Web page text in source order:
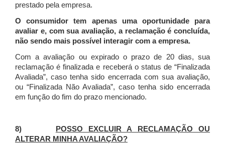
prestado pela empresa.
O consumidor tem apenas uma oportunidade para
avaliar e, com sua avaliação, a reclamação é concluída,
não sendo mais possível interagir com a empresa.
Com a avaliação ou expirado o prazo de 20 dias, sua
reclamação é finalizada e receberá o status de “Finalizada
Avaliada”, caso tenha sido encerrada com sua avaliação,
ou “Finalizada Não Avaliada”, caso tenha sido encerrada
em função do fim do prazo mencionado.
8)
POSSO EXCLUIR A RECLAMAÇÃO OU
ALTERAR MINHA AVALIAÇÃO?